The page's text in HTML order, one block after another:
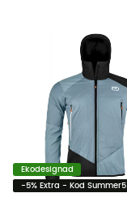
Ekodesignad
-5% Extra - Kod Summer5